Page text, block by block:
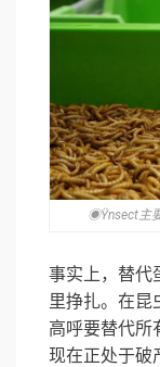
◉Ÿnsect主
事实上，替代
里挣扎。在
高呼要替代所
现在正处于破